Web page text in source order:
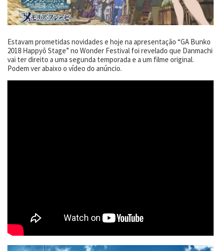
Estavam prometidas novidades e hoje na apresentação “GA Bunko
2018 Happyō Stage” no Wonder Festival foi revelado que Danmachi
vai ter direito a uma segunda temporada e a um filme original.
Podem ver abaixo o vídeo do anúncio.